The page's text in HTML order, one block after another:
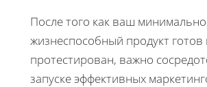
После того как ваш минимально
жизнеспособный продукт готов
протестирован, важно
запуске эффективных